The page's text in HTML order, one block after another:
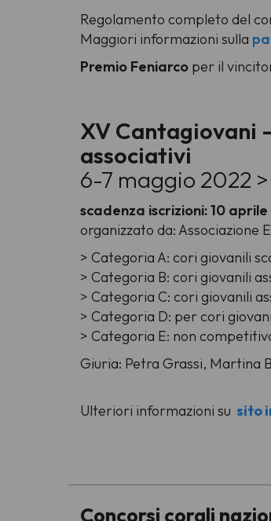
Regolamento completo del
Maggiori informazioni sulla
Premio Feniarco per il
XV Cantagiovani
associativi
6-7 maggio 2022
scadenza iscrizioni: 10
organizzato da: Associazione
> Categoria A: cori giovanili
> Categoria B: cori giovanili
> Categoria C: cori giovanili
> Categoria D: per cori
> Categoria E: non
Giuria: Petra Grassi, Martina
Ulteriori informazioni sul sito
Concorsi corali